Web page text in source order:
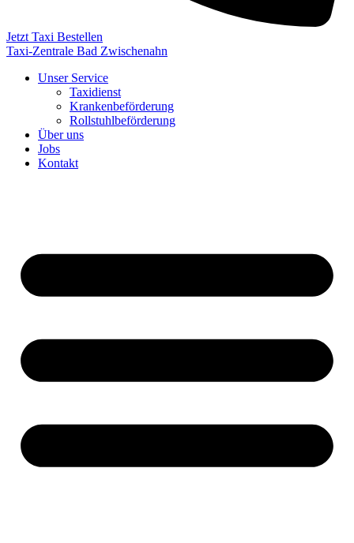
Jetzt Taxi Bestellen
Taxi-Zentrale Bad Zwischenahn
Unser Service
Taxidienst
Krankenbeförderung
Rollstuhlbeförderung
Über uns
Jobs
Kontakt